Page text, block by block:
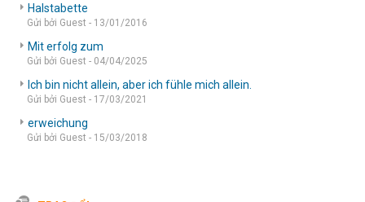
Halstabette
Gửi bởi Guest - 13/01/2016
Mit erfolg zum
Gửi bởi Guest - 04/04/2025
Ich bin nicht allein, aber ich fühle mich allein.
Gửi bởi Guest - 17/03/2021
erweichung
Gửi bởi Guest - 15/03/2018